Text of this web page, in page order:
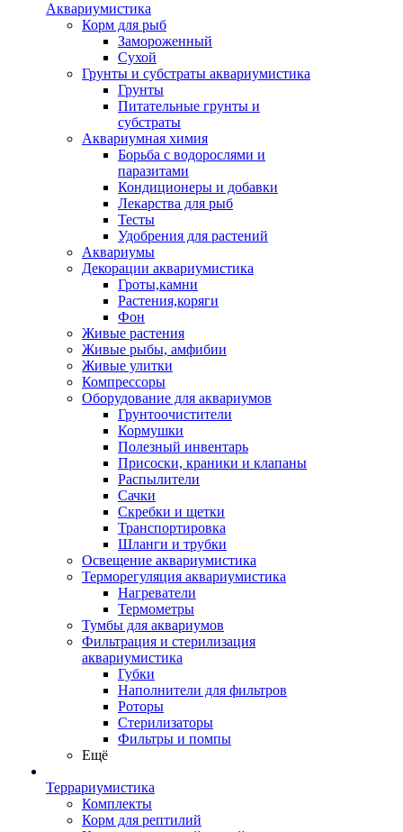
Аквариумистика
Корм для рыб
Замороженный
Сухой
Грунты и субстраты аквариумистика
Грунты
Питательные грунты и
субстраты
Аквариумная химия
Борьба с водорослями и
паразитами
Кондиционеры и добавки
Лекарства для рыб
Тесты
Удобрения для растений
Аквариумы
Декорации аквариумистика
Гроты,камни
Растения,коряги
Фон
Живые растения
Живые рыбы, амфибии
Живые улитки
Компрессоры
Оборудование для аквариумов
Грунтоочистители
Кормушки
Полезный инвентарь
Присоски, краники и клапаны
Распылители
Сачки
Скребки и щетки
Транспортировка
Шланги и трубки
Освещение аквариумистика
Терморегуляция аквариумистика
Нагреватели
Термометры
Тумбы для аквариумов
Фильтрация и стерилизация
аквариумистика
Губки
Наполнители для фильтров
Роторы
Стерилизаторы
Фильтры и помпы
Ещё
Террариумистика
Комплекты
Корм для рептилий